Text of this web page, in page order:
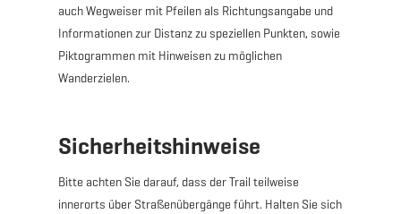
auch Wegweiser mit Pfeilen als Richtungsangabe und
Informationen zur Distanz zu speziellen Punkten, sowie
Piktogrammen mit Hinweisen zu möglichen
Wanderzielen.
Sicherheitshinweise
Bitte achten Sie darauf, dass der Trail teilweise
innerorts über Straßenübergänge führt. Halten Sie sich